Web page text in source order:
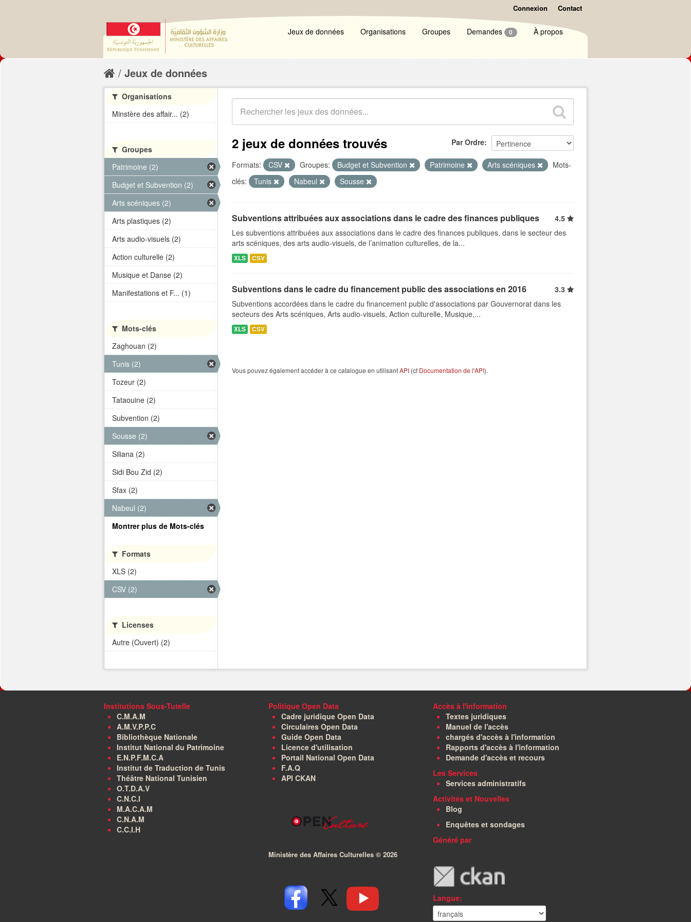
Connexion Contact
Jeux de données Organisations Groupes Demandes 0 À propos
Jeux de données
Par Ordre
2 jeux de données trouvés
Formats: CSV Groupes: Budget et Subvention Patrimoine Arts scéniques
Mots-
clés:
Tunis Nabeul Sousse
Subventions attribuées aux associations dans le cadre des finances publiques
4.5
Les subventions attribuées aux associations dans le cadre des finances publiques, dans le secteur des
arts scéniques, des arts audio-visuels, de l’animation culturelles, de la...
XLS CSV
Subventions dans le cadre du financement public des associations en 2016
3.3
Subventions accordées dans le cadre du financement public d'associations par Gouvernorat dans les
secteurs des Arts scéniques, Arts audio-visuels, Action culturelle, Musique,...
XLS CSV
Vous pouvez également accéder à ce catalogue en utilisantAPI (cf Documentation de l'API).
Organisations
Minstère des affair... (2)
Groupes
Patrimoine (2)
Budget et Subvention (2)
Arts scéniques (2)
Arts plastiques (2)
Arts audio-visuels (2)
Action culturelle (2)
Musique et Danse (2)
Manifestations et F... (1)
Mots-clés
Zaghouan (2)
Tunis (2)
Tozeur (2)
Tataouine (2)
Subvention (2)
Sousse (2)
Siliana (2)
Sidi Bou Zid (2)
Sfax (2)
Nabeul (2)
Montrer plus de Mots-clés
Formats
XLS (2)
CSV (2)
Licenses
Autre (Ouvert) (2)
Institutions Sous-Tutelle
C.M.A.M
A.M.V.P.P.C
Bibliothèque Nationale
Institut National du Patrimoine
E.N.P.F.M.C.A
Institut de Traduction de Tunis
Théâtre National Tunisien
O.T.D.A.V
C.N.C.I
M.A.C.A.M
C.N.A.M
C.C.I.H
Politique Open Data
Cadre juridique Open Data
Circulaires Open Data
Guide Open Data
Licence d'utilisation
Portail National Open Data
F.A.Q
API CKAN
Ministère des Affaires Culturelles © 2026
Accès à l'information
Textes juridiques
Manuel de l'accès
chargés d'accès à l'information
Rapports d'accès à l'information
Demande d'accès et recours
Les Services
Services administratifs
Activités et Nouvelles
Blog
Enquêtes et sondages
Généré par
Langue